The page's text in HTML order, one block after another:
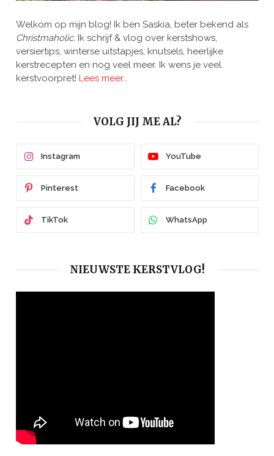
Welkom op mijn blog! Ik ben Saskia, beter bekend als
Christmaholic. Ik schrijf & vlog over kerstshows,
versiertips, winterse uitstapjes, knutsels, heerlijke
kerstrecepten en nog veel meer. Ik wens je veel
kerstvoorpret! Lees meer…
VOLG JIJ ME AL?
Instagram YouTube
Pinterest Facebook
TikTok WhatsApp
NIEUWSTE KERSTVLOG!